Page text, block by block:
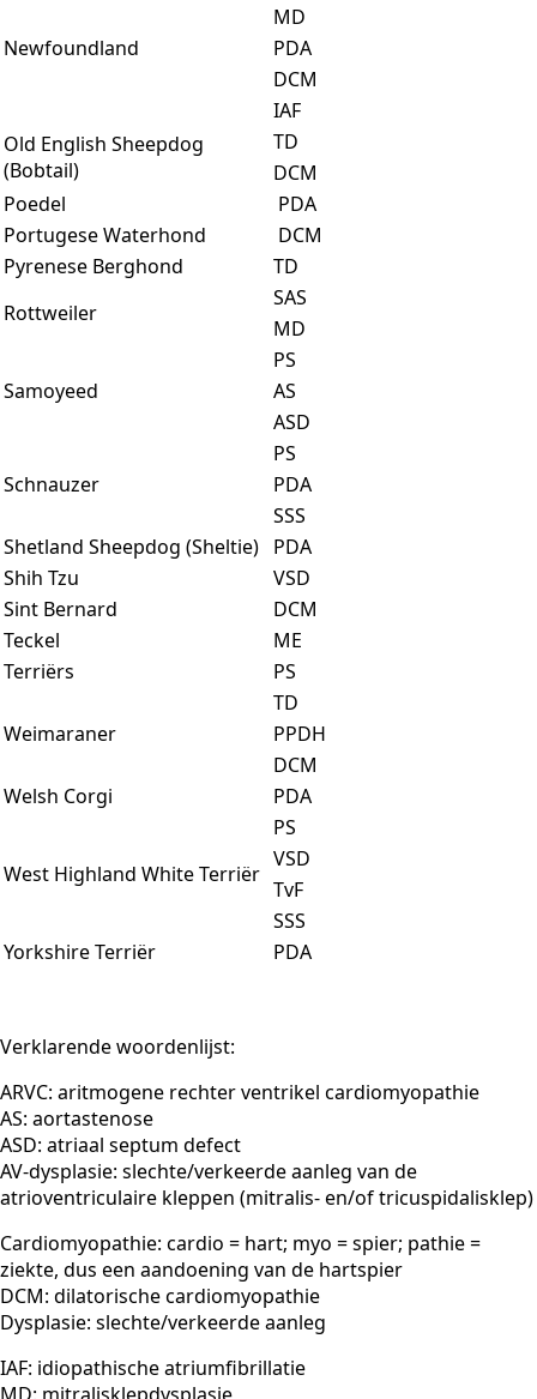
Newfoundland
MD
PDA
DCM
IAF
Old English Sheepdog
(Bobtail)
TD
DCM
Poedel
PDA
Portugese Waterhond
DCM
Pyrenese Berghond
TD
Rottweiler
SAS
MD
Samoyeed
PS
AS
ASD
Schnauzer
PS
PDA
SSS
Shetland Sheepdog (Sheltie) PDA
Shih Tzu
VSD
Sint Bernard
DCM
Teckel
ME
Terriërs
PS
Weimaraner
TD
PPDH
DCM
Welsh Corgi
PDA
West Highland White Terriër
PS
VSD
TvF
SSS
Yorkshire Terriër
PDA
Verklarende woordenlijst:
ARVC: aritmogene rechter ventrikel cardiomyopathie
AS: aortastenose
ASD: atriaal septum defect
AV-dysplasie: slechte/verkeerde aanleg van de
atrioventriculaire kleppen (mitralis- en/of tricuspidalisklep)
Cardiomyopathie: cardio = hart; myo = spier; pathie =
ziekte, dus een aandoening van de hartspier
DCM: dilatorische cardiomyopathie
Dysplasie: slechte/verkeerde aanleg
IAF: idiopathische atriumfibrillatie